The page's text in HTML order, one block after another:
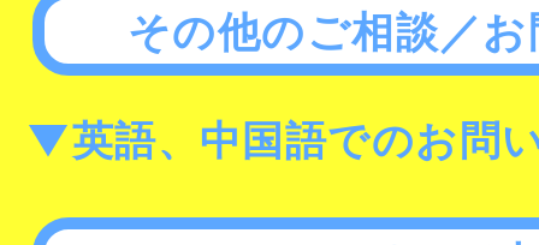
その他のご相談／
▼英語、中国語でのお問